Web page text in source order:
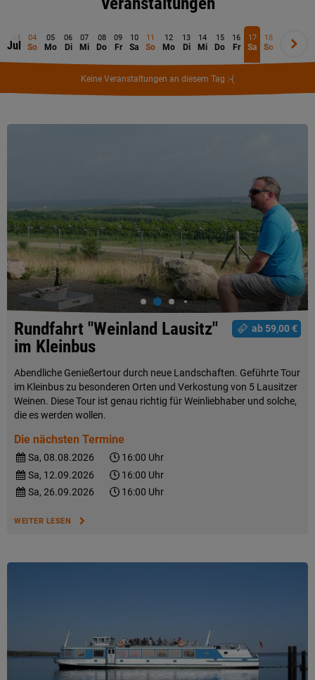
03
Sa
04
So
05
Mo
06
Di
07
Mi
08
Do
09
Fr
10
Sa
11
So
12
Mo
13
Di
14
Mi
15
Do
16
Fr
17
Sa
18
So Mo
Jul
Keine Veranstaltungen an diesem Tag :-(
ab 59,00 €
Rundfahrt "Weinland Lausitz"
im Kleinbus
Abendliche Genießertour durch neue Landschaften. Geführte Tour
im Kleinbus zu besonderen Orten und Verkostung von 5 Lausitzer
Weinen. Diese Tour ist genau richtig für Weinliebhaber und solche,
die es werden wollen.
Die nächsten Termine
Sa, 08.08.2026
16:00 Uhr
Sa, 12.09.2026
16:00 Uhr
Sa, 26.09.2026
16:00 Uhr
WEITER LESEN